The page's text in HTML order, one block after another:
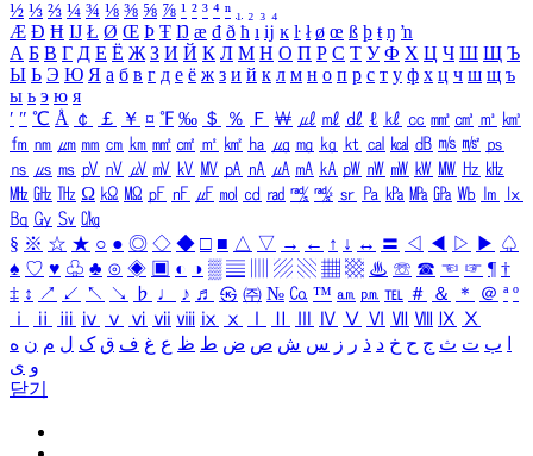
½ ⅓ ⅔ ¼ ¾ ⅛ ⅜ ⅝ ⅞ ¹ ² ³ ⁴ ⁿ ₁ ₂ ₃ ₄
Æ Ð Ħ Ĳ Ł Ø Œ Þ Ŧ Ŋ æ đ ð ħ ı ĳ ĸ ŀ ł ø œ ß þ ŧ ŋ ŉ
А Б В Г Д Е Ё Ж З И Й К Л М Н О П Р С Т У Ф Х Ц Ч Ш Щ Ъ
Ы Ь Э Ю Я а б в г д е ё ж з и й к л м н о п р с т у ф х ц ч ш щ ъ
ы ь э ю я
′ ″ ℃ Å ￠ ￡ ￥ ¤ ℉ ‰ ＄ ％ Ｆ ￦ ㎕ ㎖ ㎗ ℓ ㎘ ㏄ ㎣ ㎤ ㎥ ㎦
㎙ ㎚ ㎛ ㎜ ㎝ ㎞ ㎟ ㎠ ㎡ ㎢ ㏊ ㎍ ㎎ ㎏ ㏏ ㎈ ㎉ ㏈ ㎧ ㎨ ㎰
㎱ ㎲ ㎳ ㎴ ㎵ ㎶ ㎷ ㎸ ㎹ ㎀ ㎁ ㎂ ㎃ ㎄ ㎺ ㎻ ㎽ ㎾ ㎿ ㎐ ㎑
㎒ ㎓ ㎔ Ω ㏀ ㏁ ㎊ ㎋ ㎌ ㏖ ㏅ ㎭ ㎮ ㎯ ㏛ ㎩ ㎪ ㎫ ㎬ ㏝ ㏐
㏓
㏃ ㏉ ㏜ ㏆
§ ※ ☆ ★ ○ ● ◎ ◇ ◆ □ ■ △ ▽ → ← ↑ ↓ ↔ 〓 ◁ ◀ ▷ ▶ ♤
♠ ♡ ♥ ♧ ♣ ⊙ ◈ ▣ ◐ ◑ ▒ ▤ ▨ ▧ ▦ ▩ ♨ ☏ ☎ ☜ ☞ ¶ †
‡ ↕ ↗ ↙ ↖ ↘ ♭ ♩ ♪ ♬ ㉿ ㈜ № ㏇ ™ ㏂ ㏘ ℡ ＃ ＆ ＊ ＠ ª º
ⅰ
ⅱ ⅲ ⅳ ⅴ ⅵ ⅶ ⅷ ⅸ ⅹ Ⅳ Ⅴ Ⅵ Ⅶ Ⅷ Ⅸ Ⅹ
ب ت ث ج ح خ د ذ ر ز س ش ص ض ط ظ ع غ ف ق ک ل م ن ه
و ی
닫기